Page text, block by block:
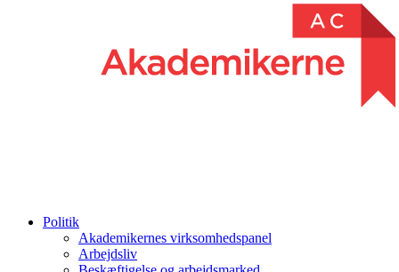
Politik
Akademikernes virksomhedspanel
Arbejdsliv